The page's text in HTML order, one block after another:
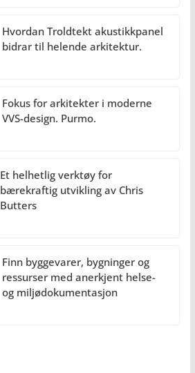
Hvordan Troldtekt akustikkpanel
bidrar til helende arkitektur.
Fokus for arkitekter i moderne
VVS-design. Purmo.
Et helhetlig verktøy for
bærekraftig utvikling av Chris
Butters
Finn byggevarer, bygninger og
ressurser med anerkjent helse-
og miljødokumentasjon